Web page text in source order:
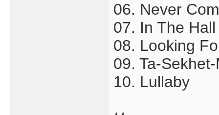
06. Never
07. In The
08. Looking
09. Ta-Sekhet-
10. Lullaby